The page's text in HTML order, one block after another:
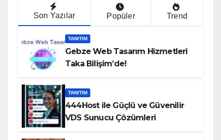
Son Yazılar Popüler Trend
TANITIM
Gebze Web Tasarım Hizmetleri
Taka Bilişim’de!
TANITIM
444Host ile Güçlü ve Güvenilir
VDS Sunucu Çözümleri